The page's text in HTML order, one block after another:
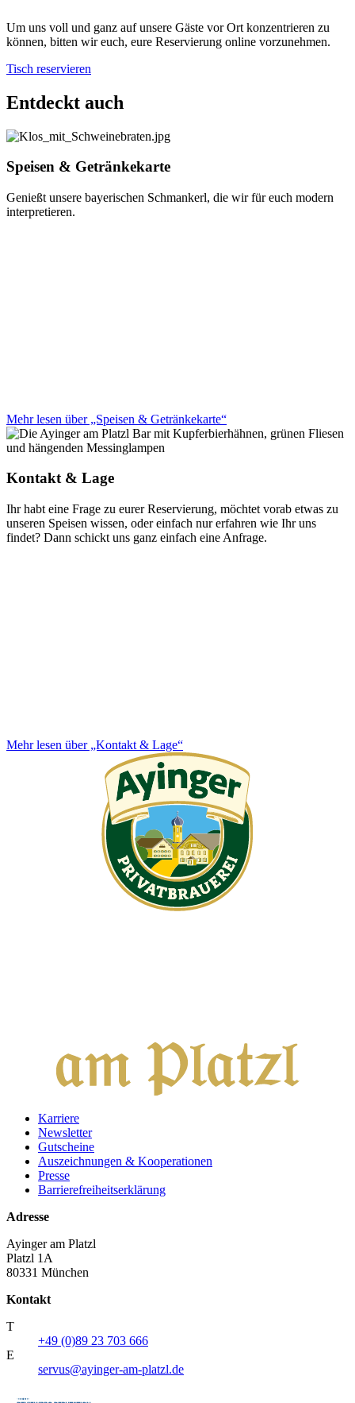
Um uns voll und ganz auf unsere Gäste vor Ort konzentrieren zu
können, bitten wir euch, eure Reservierung online vorzunehmen.
Tisch reservieren
Entdeckt auch
Speisen & Getränkekarte
Genießt unsere bayerischen Schmankerl, die wir für euch modern
interpretieren.
Mehr lesen über „Speisen & Getränkekarte“
Kontakt & Lage
Ihr habt eine Frage zu eurer Reservierung, möchtet vorab etwas zu
unseren Speisen wissen, oder einfach nur erfahren wie Ihr uns
findet? Dann schickt uns ganz einfach eine Anfrage.
Mehr lesen über „Kontakt & Lage“
Karriere
Newsletter
Gutscheine
Auszeichnungen & Kooperationen
Presse
Barrierefreiheitserklärung
Adresse
Ayinger am Platzl
Platzl 1A
80331 München
Kontakt
T
+49 (0)89 23 703 666
E
servus@ayinger-am-platzl.de